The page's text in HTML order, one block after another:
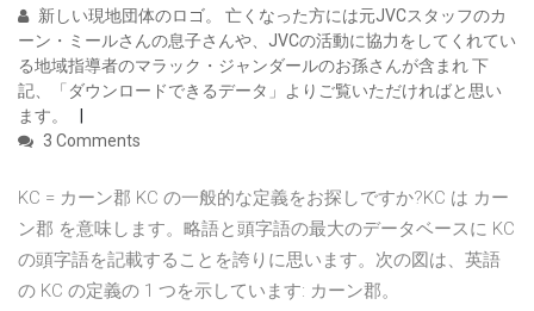
新しい現地団体のロゴ。 亡くなった方には元JVCスタッフのカ
ーン・ミールさんの息子さんや、JVCの活動に協力をしてくれてい
る地域指導者のマラック・ジャンダールのお孫さんが含まれ 下
記、「ダウンロードできるデータ」よりご覧いただければと思い
ます。
3 Comments
KC = カーン郡 KC の一般的な定義をお探しですか?KC は カー
ン郡 を意味します。略語と頭字語の最大のデータベースに KC
の頭字語を記載することを誇りに思います。次の図は、英語
の KC の定義の 1 つを示しています: カーン郡。